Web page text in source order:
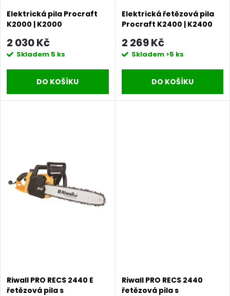
o
d
u
k
o
d
u
k
Elektrická pila Procraft
K2000 | K2000
2 030 Kč
Skladem 5 ks
DO KOŠÍKU
Elektrická řetězová pila
Procraft K2400 | K2400
2 269 Kč
Skladem >5 ks
DO KOŠÍKU
Riwall PRO RECS 2440 E
řetězová pila s
Riwall PRO RECS 2440
řetězová pila s